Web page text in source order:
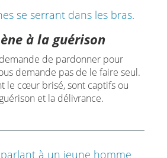
à la guérison
de pardonner pour
demande pas de le faire seul.
le cœur brisé, sont captifs ou
et la délivrance.